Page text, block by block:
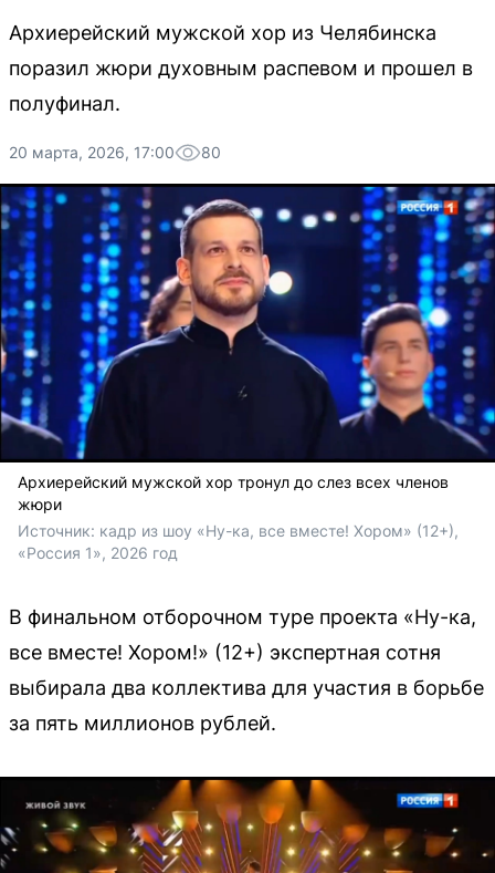
Архиерейский мужской хор из Челябинска
поразил жюри духовным распевом и прошел в
полуфинал.
20 марта, 2026, 17:00 80
Архиерейский мужской хор тронул до слез всех членов
жюри
Источник: кадр из шоу «Ну-ка, все вместе! Хором» (12+),
«Россия 1», 2026 год
В финальном отборочном туре проекта «Ну-ка,
все вместе! Хором!» (12+) экспертная сотня
выбирала два коллектива для участия в борьбе
за пять миллионов рублей.